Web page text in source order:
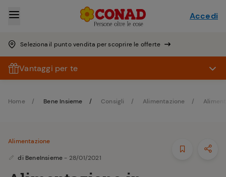
Seleziona il punto vendita per scoprire le offerte
Accedi
Vantaggi per te
Home Bene Insieme Consigli Alimentazione
Alimentazione
di BeneInsieme - 28/01/2021